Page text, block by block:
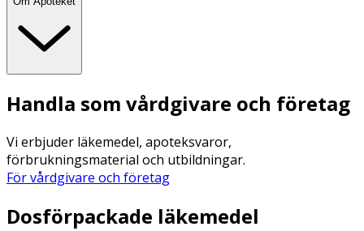
Handla som vårdgivare och företag
Vi erbjuder läkemedel, apoteksvaror,
förbrukningsmaterial och utbildningar.
För vårdgivare och företag
Dosförpackade läkemedel